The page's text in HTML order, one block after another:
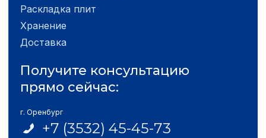
Раскладка плит
Хранение
Доставка
Получите консультацию
прямо сейчас:
г. Оренбург
+7 (3532) 45-45-73